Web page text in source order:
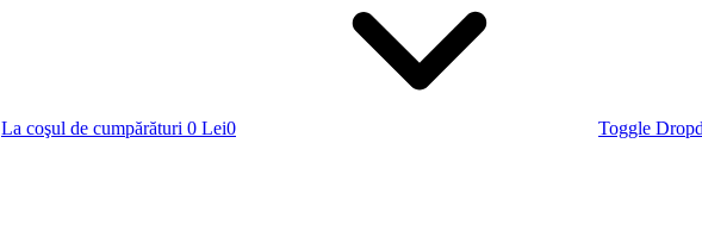
La coşul de cumpărături 0 Lei0
Toggle